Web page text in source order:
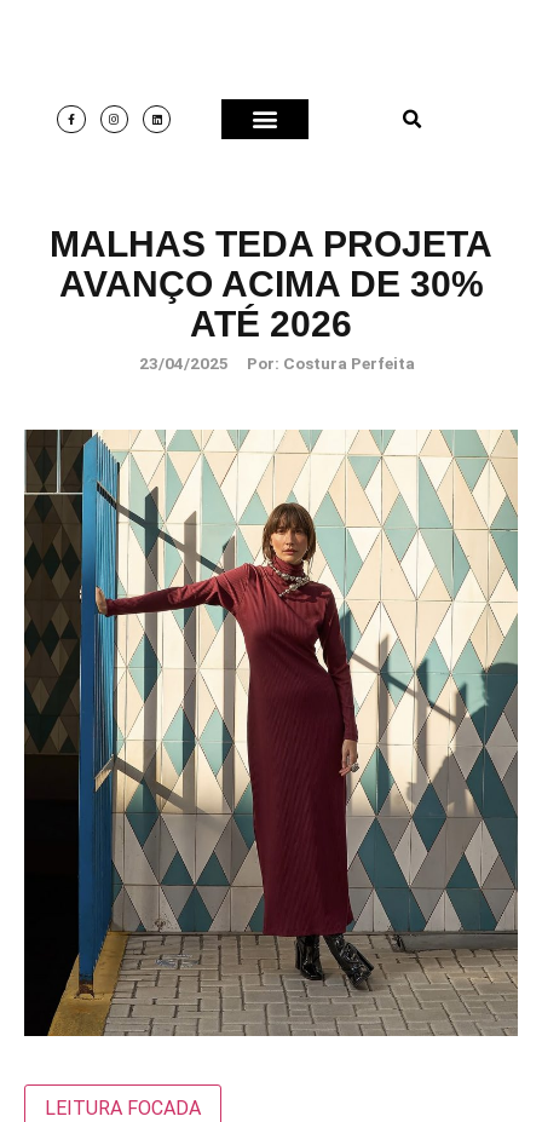
MALHAS TEDA PROJETA
AVANÇO ACIMA DE 30%
ATÉ 2026
23/04/2025 Por: Costura Perfeita
LEITURA FOCADA